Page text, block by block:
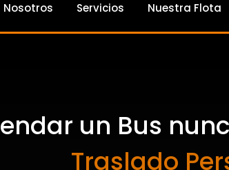
Nosotros Servicios Nuestra Flota
un Bus
Traslado